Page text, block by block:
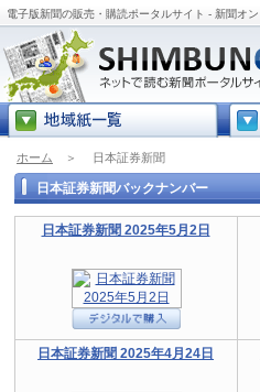
電子版新聞の販売・購読ポータルサイト - 新聞オ
ホーム ＞ 日本証券新聞
日本証券新聞バックナンバー
日本証券新聞 2025年5月2日
日本証券新聞 2025年4月24日